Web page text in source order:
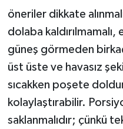
öneriler dikkate
dolaba
güneş görmeden
üst üste ve havasız
sıcakken poşete
kolaylaştırabilir.
saklanmalıdır; çünkü